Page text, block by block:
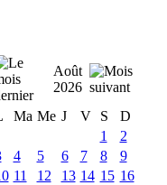
Août
2026
Ma Me J V S
D
1
2
4 5 6 7 8
9
11 12 13 14 15 16